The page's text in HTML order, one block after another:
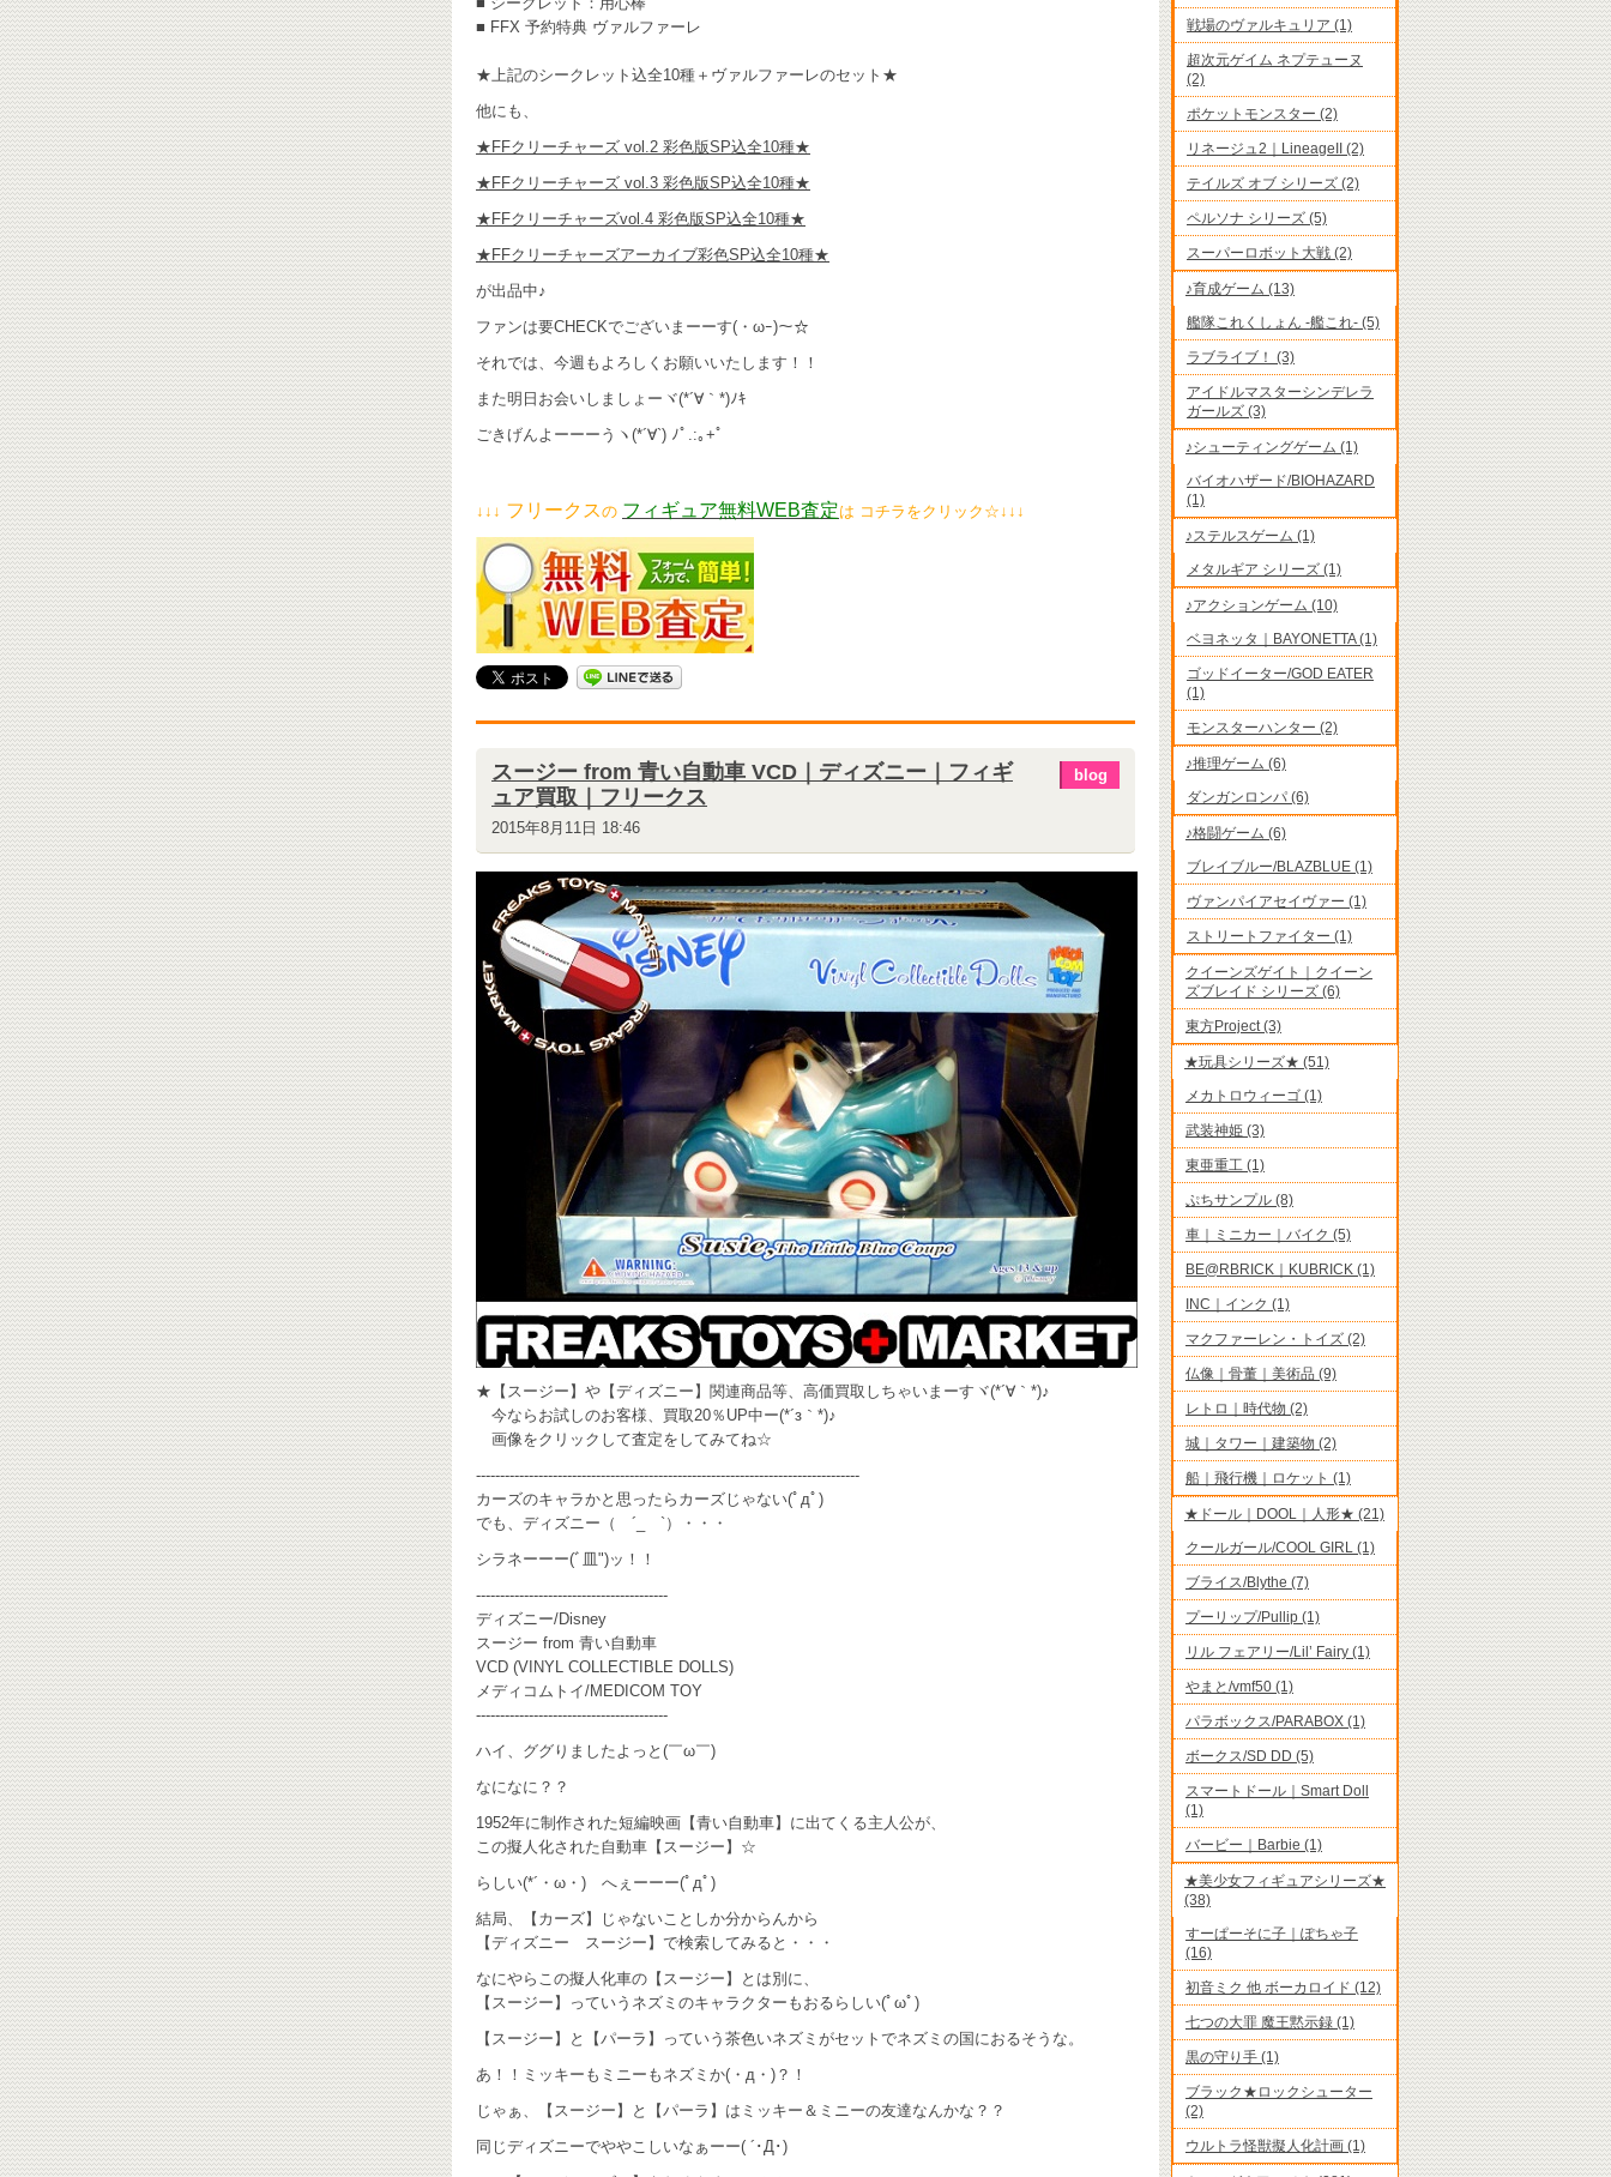
■ FFX 予約特典 ヴァルファーレ
★上記のシークレット込全10種＋ヴァルファーレのセット★
他にも、
★FFクリーチャーズ vol.2 彩色版SP込全10種★
★FFクリーチャーズ vol.3 彩色版SP込全10種★
★FFクリーチャーズvol.4 彩色版SP込全10種★
★FFクリーチャーズアーカイブ彩色SP込全10種★
が出品中♪
ファンは要CHECKでございまーーす(・ωｰ)～☆
それでは、今週もよろしくお願いいたします！！
また明日お会いしましょーヾ(*´∀｀*)ﾉｷ
ごきげんよーーーうヽ(*´∀`) ﾉﾟ.:｡+ﾟ
↓↓↓ フリークスの フィギュア無料WEB査定は コチラをクリック☆↓↓↓
スージー from 青い自動車 VCD｜ディズニー｜フィギ
ュア買取｜フリークス
2015年8月11日 18:46
blog
★【スージー】や【ディズニー】関連商品等、高価買取しちゃいまーすヾ(*´∀｀*)♪
今ならお試しのお客様、買取20％UP中ー(*´з｀*)♪
画像をクリックして査定をしてみてね☆
--------------------------------------------------------------------------------
カーズのキャラかと思ったらカーズじゃない(ﾟдﾟ)
でも、ディズニー（ ´_ゝ`）・・・
シラネーーー(ﾞ皿")ッ！！
----------------------------------------
ディズニー/Disney
スージー from 青い自動車
VCD (VINYL COLLECTIBLE DOLLS)
メディコムトイ/MEDICOM TOY
----------------------------------------
ハイ、ググりましたよっと(￣ω￣)
なになに？？
1952年に制作された短編映画【青い自動車】に出てくる主人公が、
この擬人化された自動車【スージー】☆
らしい(*´・ω・) へぇーーー(ﾟдﾟ)
結局、【カーズ】じゃないことしか分からんから
【ディズニー スージー】で検索してみると・・・
なにやらこの擬人化車の【スージー】とは別に、
【スージー】っていうネズミのキャラクターもおるらしい(ﾟωﾟ)
【スージー】と【パーラ】っていう茶色いネズミがセットでネズミの国におるそうな。
あ！！ミッキーもミニーもネズミか(・д・)？！
じゃぁ、【スージー】と【パーラ】はミッキー＆ミニーの友達なんかな？？
同じディズニーでややこしいなぁーー( ´･Д･)
戦場のヴァルキュリア (1)
超次元ゲイム ネプテューヌ
(2)
ポケットモンスター (2)
リネージュ2｜LineageII (2)
テイルズ オブ シリーズ (2)
ペルソナ シリーズ (5)
スーパーロボット大戦 (2)
♪育成ゲーム (13)
艦隊これくしょん -艦これ- (5)
ラブライブ！ (3)
アイドルマスターシンデレラ
ガールズ (3)
♪シューティングゲーム (1)
バイオハザード/BIOHAZARD
(1)
♪ステルスゲーム (1)
メタルギア シリーズ (1)
♪アクションゲーム (10)
ベヨネッタ｜BAYONETTA (1)
ゴッドイーター/GOD EATER
(1)
モンスターハンター (2)
♪推理ゲーム (6)
ダンガンロンパ (6)
♪格闘ゲーム (6)
ブレイブルー/BLAZBLUE (1)
ヴァンパイアセイヴァー (1)
ストリートファイター (1)
クイーンズゲイト｜クイーン
ズブレイド シリーズ (6)
東方Project (3)
★玩具シリーズ★ (51)
メカトロウィーゴ (1)
武装神姫 (3)
東亜重工 (1)
ぷちサンプル (8)
車｜ミニカー｜バイク (5)
BE@RBRICK｜KUBRICK (1)
INC｜インク (1)
マクファーレン・トイズ (2)
仏像｜骨董｜美術品 (9)
レトロ｜時代物 (2)
城｜タワー｜建築物 (2)
船｜飛行機｜ロケット (1)
★ドール｜DOOL｜人形★ (21)
クールガール/COOL GIRL (1)
ブライス/Blythe (7)
プーリップ/Pullip (1)
リル フェアリー/Lil’ Fairy (1)
やまと/vmf50 (1)
パラボックス/PARABOX (1)
ボークス/SD DD (5)
スマートドール｜Smart Doll
(1)
バービー｜Barbie (1)
★美少女フィギュアシリーズ★
(38)
すーぱーそに子｜ぽちゃ子
(16)
初音ミク 他 ボーカロイド (12)
七つの大罪 魔王黙示録 (1)
黒の守り手 (1)
ブラック★ロックシューター
(2)
ウルトラ怪獣擬人化計画 (1)